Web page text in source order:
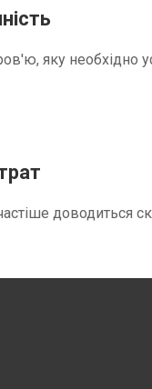
яку необхідно
доводиться